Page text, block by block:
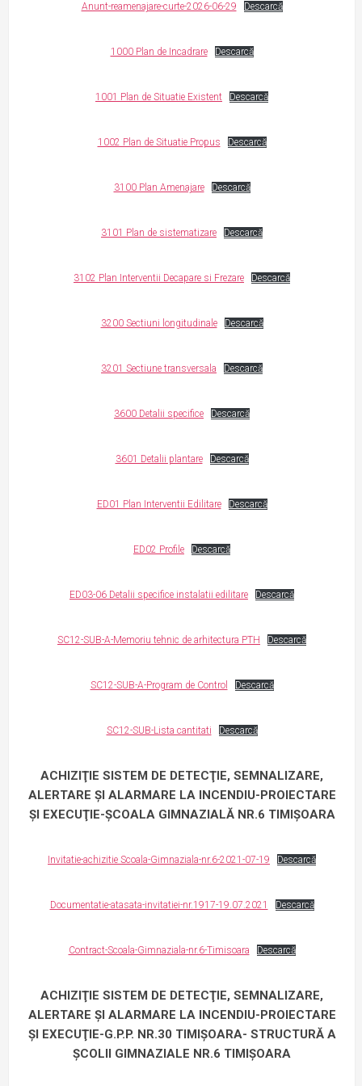
Anunt-reamenajare-curte-2026-06-29 Descarcă
1000 Plan de Incadrare Descarcă
1001 Plan de Situatie Existent Descarcă
1002 Plan de Situatie Propus Descarcă
3100 Plan Amenajare Descarcă
3101 Plan de sistematizare Descarcă
3102 Plan Interventii Decapare si Frezare Descarcă
3200 Sectiuni longitudinale Descarcă
3201 Sectiune transversala Descarcă
3600 Detalii specifice Descarcă
3601 Detalii plantare Descarcă
ED01 Plan Interventii Edilitare Descarcă
ED02 Profile Descarcă
ED03-06 Detalii specifice instalatii edilitare Descarcă
SC12-SUB-A-Memoriu tehnic de arhitectura PTH Descarcă
SC12-SUB-A-Program de Control Descarcă
SC12-SUB-Lista cantitati Descarcă
ACHIZIŢIE SISTEM DE DETECŢIE, SEMNALIZARE,
ALERTARE ŞI ALARMARE LA INCENDIU-PROIECTARE
ŞI EXECUŢIE-ŞCOALA GIMNAZIALĂ NR.6 TIMIŞOARA
Invitatie-achizitie Scoala-Gimnaziala-nr.6-2021-07-19 Descarcă
Documentatie-atasata-invitatiei-nr.1917-19.07.2021 Descarcă
Contract-Scoala-Gimnaziala-nr.6-Timisoara Descarcă
ACHIZIŢIE SISTEM DE DETECŢIE, SEMNALIZARE,
ALERTARE ŞI ALARMARE LA INCENDIU-PROIECTARE
ŞI EXECUŢIE-G.P.P. NR.30 TIMIŞOARA- STRUCTURĂ A
ŞCOLII GIMNAZIALE NR.6 TIMIŞOARA